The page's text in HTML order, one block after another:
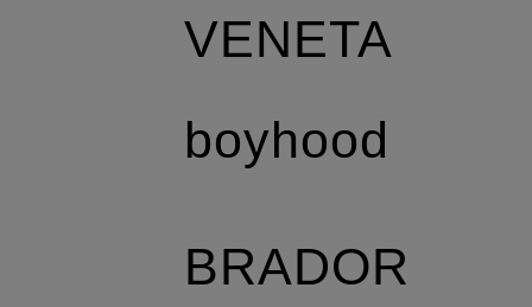
VENETA
boyhood
BRADOR